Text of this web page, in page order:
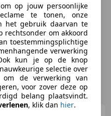
op jouw persoonlijke
te tonen, onze
het gebruik daarvan te
rechtsonder om akkoord
toestemmingsplichtige
verwerking
kun je op de knop
selectie over
de verwerking van
voor zover deze op
belang plaatsvindt.
, klik dan hier.